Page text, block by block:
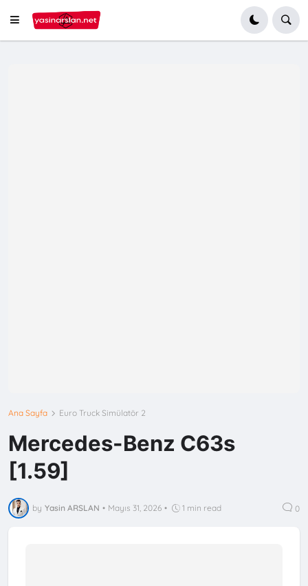
Ana Sayfa Euro Truck Simülatör 2
Mercedes-Benz C63s
[1.59]
by Yasin ARSLAN • Mayıs 31, 2026 • 1 min read 0